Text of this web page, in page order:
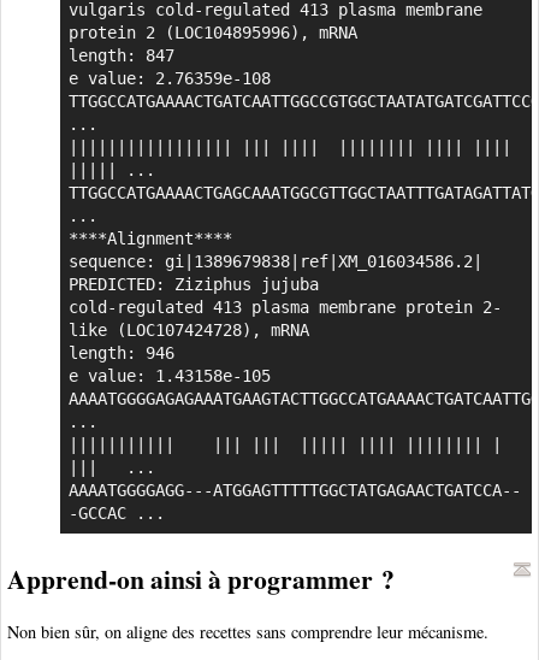
vulgaris cold-regulated 413 plasma membrane
protein 2 (LOC104895996), mRNA
length: 847
e value: 2.76359e-108
...
||||| ...
...
****Alignment****
sequence: gi|1389679838|ref|XM_016034586.2|
PREDICTED: Ziziphus jujuba
cold-regulated 413 plasma membrane protein 2-
like (LOC107424728), mRNA
length: 946
e value: 1.43158e-105
...
|||   ...
AAAATGGGGAGG---ATGGAGTTTTTGGCTATGAGAACTGATCCA--
-GCCAC ...
Apprend-on ainsi à programmer ?
Non bien sûr, on aligne des recettes sans comprendre leur mécanisme.